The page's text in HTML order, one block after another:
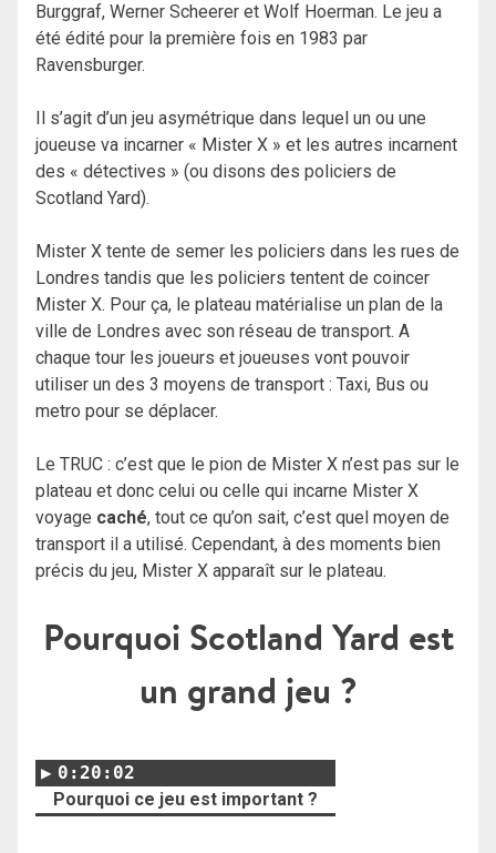
Burggraf, Werner Scheerer et Wolf Hoerman. Le jeu a
été édité pour la première fois en 1983 par
Ravensburger.
Il s’agit d’un jeu asymétrique dans lequel un ou une
joueuse va incarner « Mister X » et les autres incarnent
des « détectives » (ou disons des policiers de
Scotland Yard).
Mister X tente de semer les policiers dans les rues de
Londres tandis que les policiers tentent de coincer
Mister X. Pour ça, le plateau matérialise un plan de la
ville de Londres avec son réseau de transport. A
chaque tour les joueurs et joueuses vont pouvoir
utiliser un des 3 moyens de transport : Taxi, Bus ou
metro pour se déplacer.
Le TRUC : c’est que le pion de Mister X n’est pas sur le
plateau et donc celui ou celle qui incarne Mister X
voyage caché, tout ce qu’on sait, c’est quel moyen de
transport il a utilisé. Cependant, à des moments bien
précis du jeu, Mister X apparaît sur le plateau.
Pourquoi Scotland Yard est
un grand jeu ?
0:20:02
Pourquoi ce jeu est important ?